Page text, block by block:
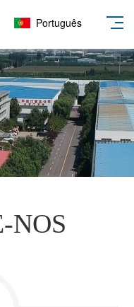
Português
NOS